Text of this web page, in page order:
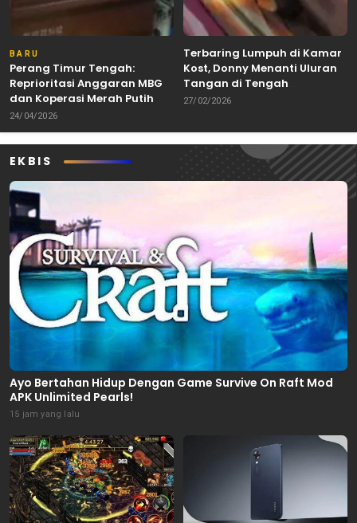
BARU
Perang Timur Tengah:
Reprioritasi Anggaran MBG
dan Koperasi Merah Putih
24/04/2026
Terbaring Lumpuh di Kamar
Kost, Donny Menanti Uluran
Tangan di Tengah
Keterbatasan
27/02/2026
EKBIS
Ayo Bertahan Hidup Dengan Game Survive On Raft Mod
APK Unlimited Pearls!
15 jam yang lalu